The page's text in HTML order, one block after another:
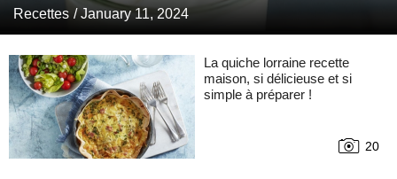
Recettes / January 11, 2024
La quiche lorraine recette
maison, si délicieuse et si
simple à préparer !
20